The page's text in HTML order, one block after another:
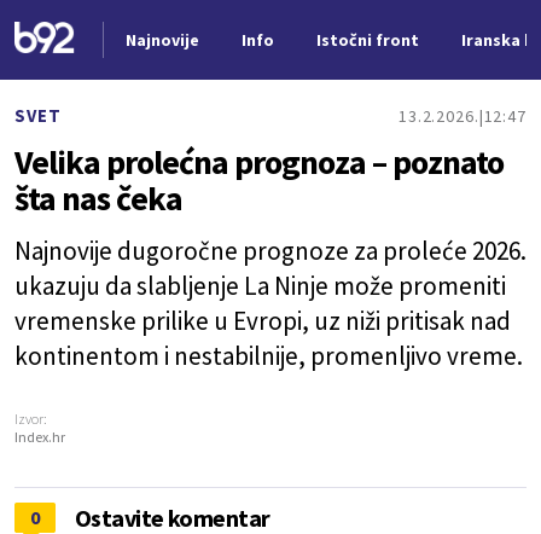
Najnovije Info Istočni front Iranska
SVET 13.2.2026. 12:47
Velika prolećna prognoza – poznato
šta nas čeka
Najnovije dugoročne prognoze za proleće 2026.
ukazuju da slabljenje La Ninje može promeniti
vremenske prilike u Evropi, uz niži pritisak nad
kontinentom i nestabilnije, promenljivo vreme.
Izvor:
Index.hr
0 Ostavite komentar